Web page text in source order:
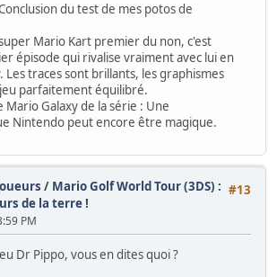
du test de mes potos de
Mario Kart premier du non, c'est
épisode qui rivalise vraiment avec lui en
traces sont brillants, les graphismes
parfaitement équilibré.
Mario Galaxy de la série : Une
Nintendo peut encore être magique.
#13
/ Mario Golf World Tour (3DS) :
de la terre !
PM
Dr Pippo, vous en dites quoi ?